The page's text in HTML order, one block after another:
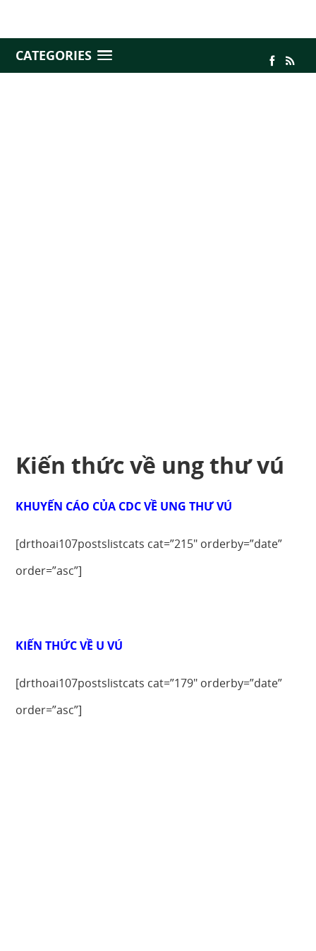
CATEGORIES
Kiến thức về ung thư vú
KHUYẾN CÁO CỦA CDC VỀ UNG THƯ VÚ
[drthoai107postslistcats cat=”215″ orderby=”date”
order=”asc”]
KIẾN THỨC VỀ U VÚ
[drthoai107postslistcats cat=”179″ orderby=”date”
order=”asc”]